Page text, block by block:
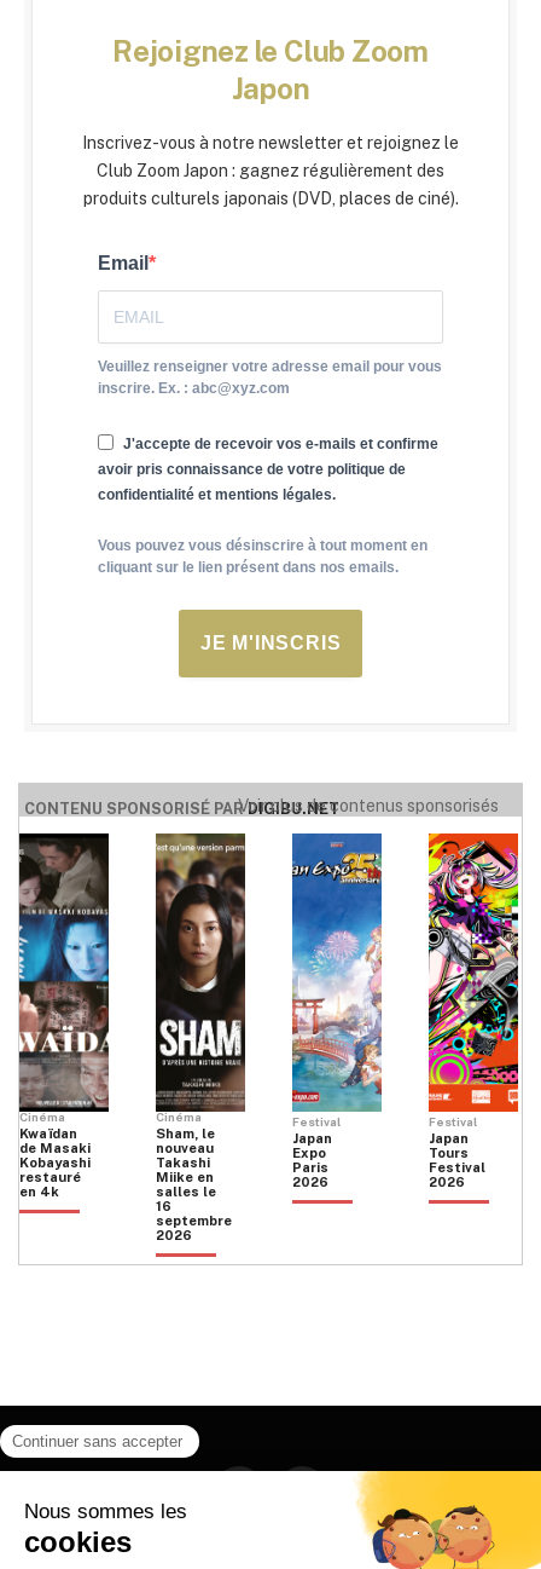
Rejoignez le Club Zoom
Japon
Inscrivez-vous à notre newsletter et rejoignez le
Club Zoom Japon : gagnez régulièrement des
produits culturels japonais (DVD, places de ciné).
Email
Veuillez renseigner votre adresse email pour vous
inscrire. Ex. : abc@xyz.com
J'accepte de recevoir vos e-mails et confirme
avoir pris connaissance de votre politique de
confidentialité et mentions légales.
Vous pouvez vous désinscrire à tout moment en
cliquant sur le lien présent dans nos emails.
JE M'INSCRIS
CONTENU SPONSORISÉ PARDIGIBU.NET
Voir plus de contenus sponsorisés
Cinéma
Kwaïdan
de Masaki
Kobayashi
restauré
en 4k
Cinéma
Sham, le
nouveau
Takashi
Miike en
salles le
16
septembre
2026
Festival
Japan
Expo
Paris
2026
Festival
Japan
Tours
Festival
2026
Instagram